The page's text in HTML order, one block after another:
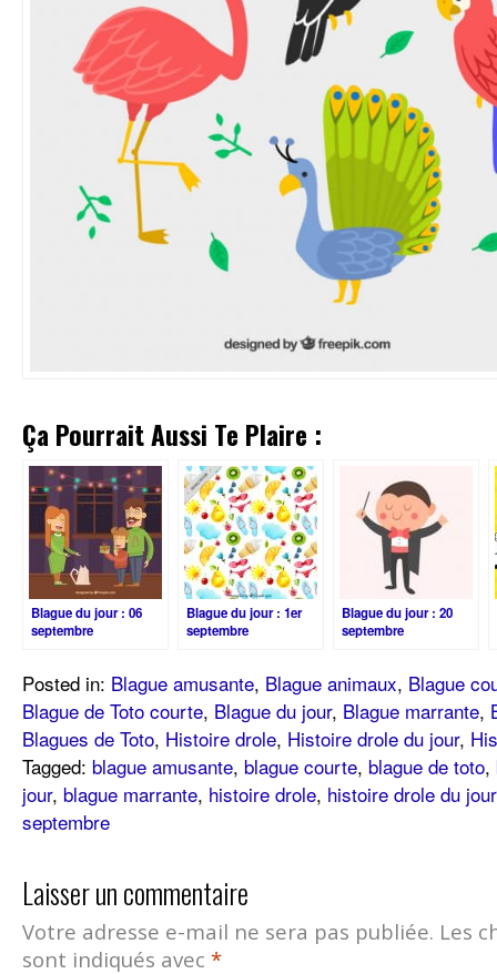
Ça Pourrait Aussi Te Plaire :
Blague du jour : 06
septembre
Blague du jour : 1er
septembre
Blague du jour : 20
septembre
Posted in: Blague amusante, Blague animaux, Blague
Blague de Toto courte, Blague du jour, Blague marrante,
Blagues de Toto, Histoire drole, Histoire drole du jour,
Tagged: blague amusante, blague courte, blague de toto,
jour, blague marrante, histoire drole, histoire drole du jour
septembre
Laisser un commentaire
Votre adresse e-mail ne sera pas publiée. Les
sont indiqués avec *